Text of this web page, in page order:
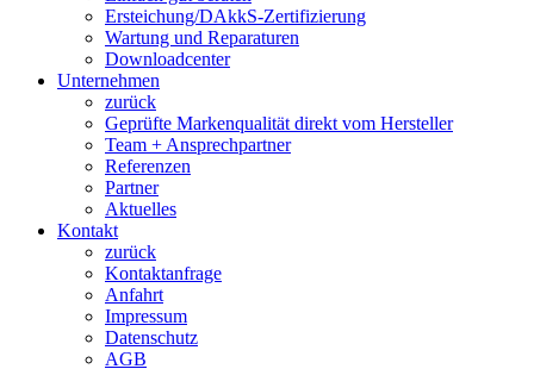
Ersteichung/DAkkS-Zertifizierung
Wartung und Reparaturen
Downloadcenter
Unternehmen
zurück
Geprüfte Markenqualität direkt vom Hersteller
Team + Ansprechpartner
Referenzen
Partner
Aktuelles
Kontakt
zurück
Kontaktanfrage
Anfahrt
Impressum
Datenschutz
AGB